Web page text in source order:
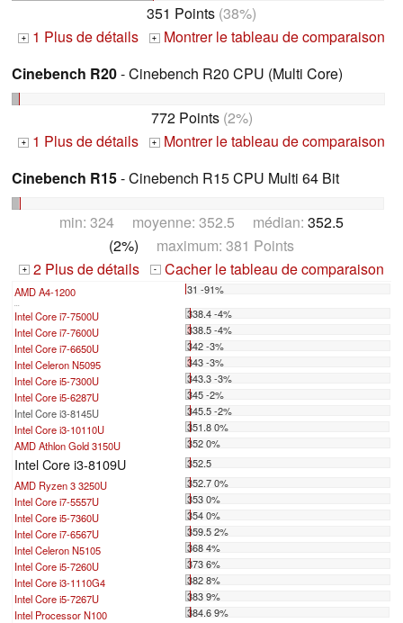
351 Points (38%)
+ 1 Plus de détails + Montrer le tableau de comparaison
Cinebench R20- Cinebench R20 CPU (Multi Core)
772 Points(2%)
+ 1 Plus de détails + Montrer le tableau de comparaison
Cinebench R15- Cinebench R15 CPU Multi 64 Bit
min: 324 moyenne: 352.5 médian: 352.5
(2%) maximum: 381 Points
+ 2 Plus de détails - Cacher le tableau de comparaison
AMD A4-1200 31 -91%
Intel Core i7-7500U
338.4 -4%
Intel Core i7-7600U
338.5 -4%
Intel Core i7-6650U
342 -3%
Intel Celeron N5095
343 -3%
Intel Core i5-7300U
343.3 -3%
Intel Core i5-6287U
345 -2%
Intel Core i3-8145U
345.5 -2%
Intel Core i3-10110U
351.8 0%
AMD Athlon Gold 3150U
352 0%
Intel Core i3-8109U
352.5
AMD Ryzen 3 3250U
352.7 0%
Intel Core i7-5557U
353 0%
Intel Core i5-7360U
354 0%
Intel Core i7-6567U
359.5 2%
Intel Celeron N5105
368 4%
Intel Core i5-7260U
373 6%
Intel Core i3-1110G4
382 8%
Intel Core i5-7267U
383 9%
Intel Processor N100
384.6 9%